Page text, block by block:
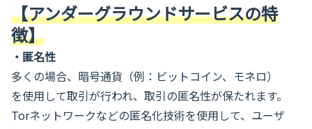
【アンダーグラウンドサービスの特
徴】
・ 匿名性
多くの場合、暗号通貨（例：ビットコイン、モネロ）
を使用して取引が行われ、取引の匿名性が保たれます。
Torネットワークなどの匿名化技術を使用して、ユーザ